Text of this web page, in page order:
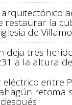
restaurar la
de
deja tres
a la altura
entre
retoma